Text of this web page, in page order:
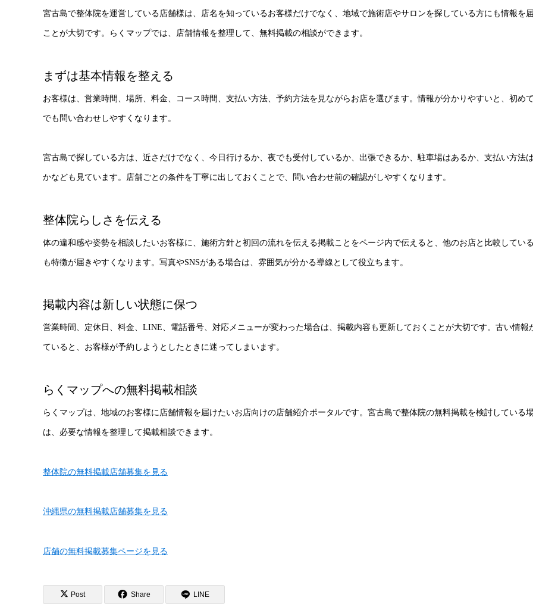
宮古島で整体院を運営している店舗様は、店名を知っているお客様だけでなく、地域で施術店やサロンを探している方にも情報を
ことが大切です。らくマップでは、店舗情報を整理して、無料掲載の相談ができます。
まずは基本情報を整える
お客様は、営業時間、場所、料金、コース時間、支払い方法、予約方法を見ながらお店を選びます。情報が分かりやすいと、初め
でも問い合わせしやすくなります。
宮古島で探している方は、近さだけでなく、今日行けるか、夜でも受付しているか、出張できるか、駐車場はあるか、支払い方法
かなども見ています。店舗ごとの条件を丁寧に出しておくことで、問い合わせ前の確認がしやすくなります。
整体院らしさを伝える
体の違和感や姿勢を相談したいお客様に、施術方針と初回の流れを伝える掲載ことをページ内で伝えると、他のお店と比較してい
も特徴が届きやすくなります。写真やSNSがある場合は、雰囲気が分かる導線として役立ちます。
掲載内容は新しい状態に保つ
営業時間、定休日、料金、LINE、電話番号、対応メニューが変わった場合は、掲載内容も更新しておくことが大切です。古い情報
ていると、お客様が予約しようとしたときに迷ってしまいます。
らくマップへの無料掲載相談
らくマップは、地域のお客様に店舗情報を届けたいお店向けの店舗紹介ポータルです。宮古島で整体院の無料掲載を検討している
は、必要な情報を整理して掲載相談できます。
整体院の無料掲載店舗募集を見る
沖縄県の無料掲載店舗募集を見る
店舗の無料掲載募集ページを見る
Post Share LINE